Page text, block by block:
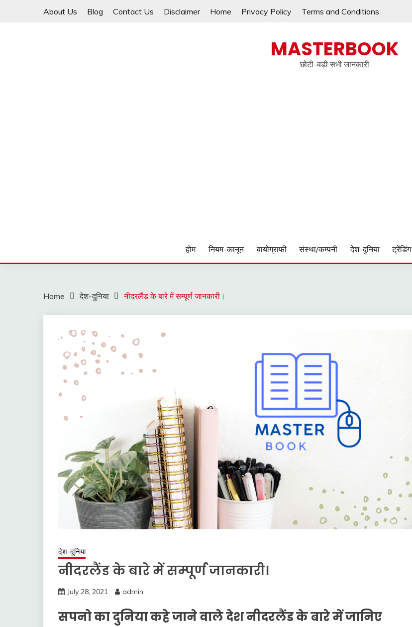
About Us Blog Contact Us Disclaimer Home Privacy Policy Terms and Conditions
MASTERBOOK
छोटी-बड़ी सभी जानकारी
होम नियम-कानून बायोग्राफी संस्था/कम्पनी देश-दुनिया ट्रेंडिंग
Home देश-दुनिया नीदरलैंड के बारे में सम्पूर्ण जानकारी।
देश-दुनिया
नीदरलैंड के बारे में सम्पूर्ण जानकारी।
July 28, 2021 admin
सपनो का दुनिया कहे जाने वाले देश नीदरलैंड के बारे में जानिए